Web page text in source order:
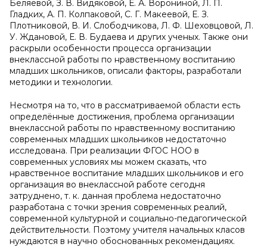
Беляевой, З. В. Видяковой, Е. А. Ворониной, Л. П.
Гладких, А. П. Колпаковой, С. Г. Макеевой, Е. З.
Плотниковой, В. И. Слободчикова, Л. Ф. Шеховцовой, Л.
У. Ждановой, Е. В. Будаева и других ученых. Также они
раскрыли особенности процесса организации
внеклассной работы по нравственному воспитанию
младших школьников, описали факторы, разработали
методики и технологии.
Несмотря на то, что в рассматриваемой области есть
определённые достижения, проблема организации
внеклассной работы по нравственному воспитанию
современных младших школьников недостаточно
исследована. При реализации ФГОС НОО в
современных условиях мы можем сказать, что
нравственное воспитание младших школьников и его
организация во внеклассной работе сегодня
затруднено, т. к. данная проблема недостаточно
разработана с точки зрения современных реалий,
современной культурной и социально-педагогической
действительности. Поэтому учителя начальных класов
нуждаются в научно обоснованных рекомендациях.